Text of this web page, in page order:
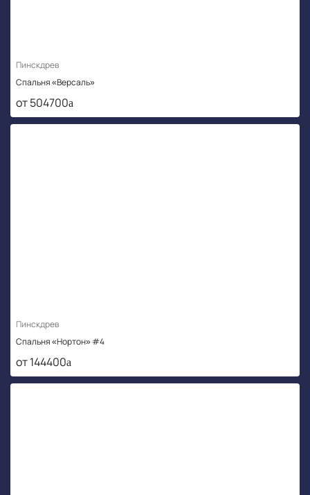
Пинскдрев
Спальня «Версаль»
от 504700
Пинскдрев
Спальня «Нортон» #4
от 144400